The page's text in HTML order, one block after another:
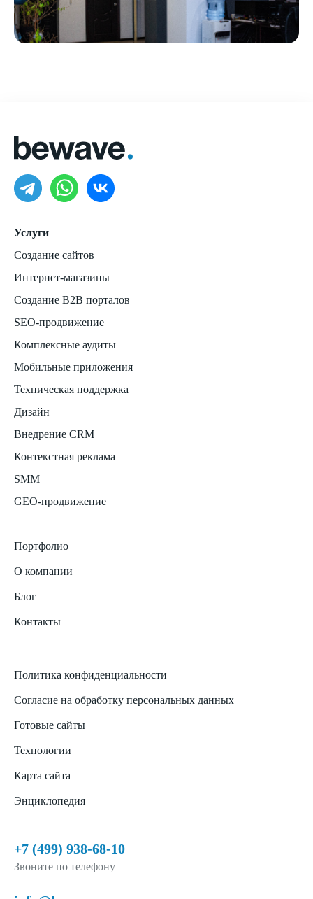
Услуги
Создание сайтов
Интернет-магазины
Создание B2B порталов
SEO-продвижение
Комплексные аудиты
Мобильные приложения
Техническая поддержка
Дизайн
Внедрение CRM
Контекстная реклама
SMM
GEO-продвижение
Портфолио
О компании
Блог
Контакты
Политика конфиденциальности
Согласие на обработку персональных данных
Готовые сайты
Технологии
Карта сайта
Энциклопедия
+7 (499) 938-68-10
Звоните по телефону